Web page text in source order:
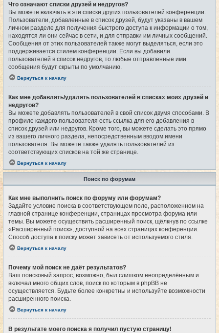
Что означают списки друзей и недругов?
Вы можете включать в эти списки других пользователей конференции.
Пользователи, добавленные в список друзей, будут указаны в вашем
личном разделе для получения быстрого доступа к информации о том,
находятся ли они сейчас в сети, и для отправки им личных сообщений.
Сообщения от этих пользователей также могут выделяться, если это
поддерживается стилем конференции. Если вы добавили
пользователей в список недругов, то любые отправленные ими
сообщения будут скрыты по умолчанию.
Вернуться к началу
Как мне добавлять/удалять пользователей в списках моих друзей и
недругов?
Вы можете добавлять пользователей в свой список двумя способами. В
профиле каждого пользователя есть ссылка для его добавления в
список друзей или недругов. Кроме того, вы можете сделать это прямо
из вашего личного раздела, непосредственным вводом имени
пользователя. Вы можете также удалять пользователей из
соответствующих списков на той же странице.
Вернуться к началу
Поиск по форумам
Как мне выполнить поиск по форуму или форумам?
Задайте условие поиска в соответствующем поле, расположенном на
главной странице конференции, страницах просмотра форума или
темы. Вы можете осуществить расширенный поиск, щёлкнув по ссылке
«Расширенный поиск», доступной на всех страницах конференции.
Способ доступа к поиску может зависеть от используемого стиля.
Вернуться к началу
Почему мой поиск не даёт результатов?
Ваш поисковый запрос, возможно, был слишком неопределённым и
включал много общих слов, поиск по которым в phpBB не
осуществляется. Будьте более конкретны и используйте возможности
расширенного поиска.
Вернуться к началу
В результате моего поиска я получил пустую страницу!